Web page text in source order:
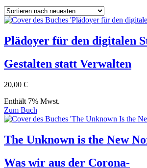
Plädoyer für den digitalen
Gestalten statt Verwalten
20,00 €
Enthält 7% Mwst.
Zum Buch
The Unknown is the New
Was wir aus der Corona-